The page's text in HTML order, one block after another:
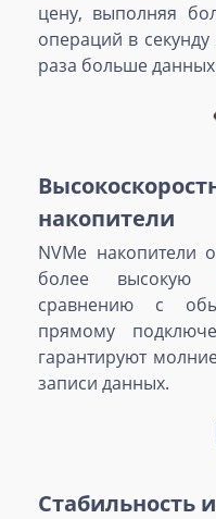
цену, выполняя
операций в
раза больше
накопители
NVMe накопители
более высокую
сравнению с
прямому
гарантируют
записи данных.
Стабильность